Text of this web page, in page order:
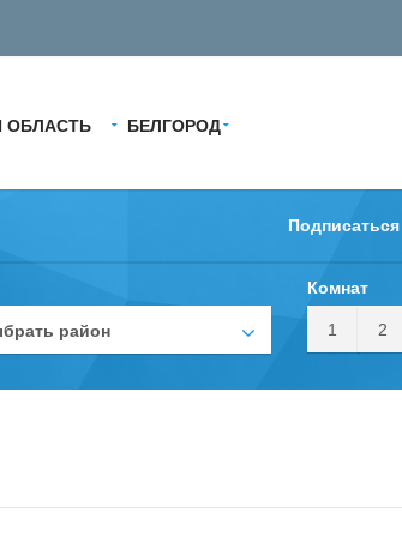
ОБЛАСТЬ БЕЛГОРОД
Подписаться
район
Комнат
1 2